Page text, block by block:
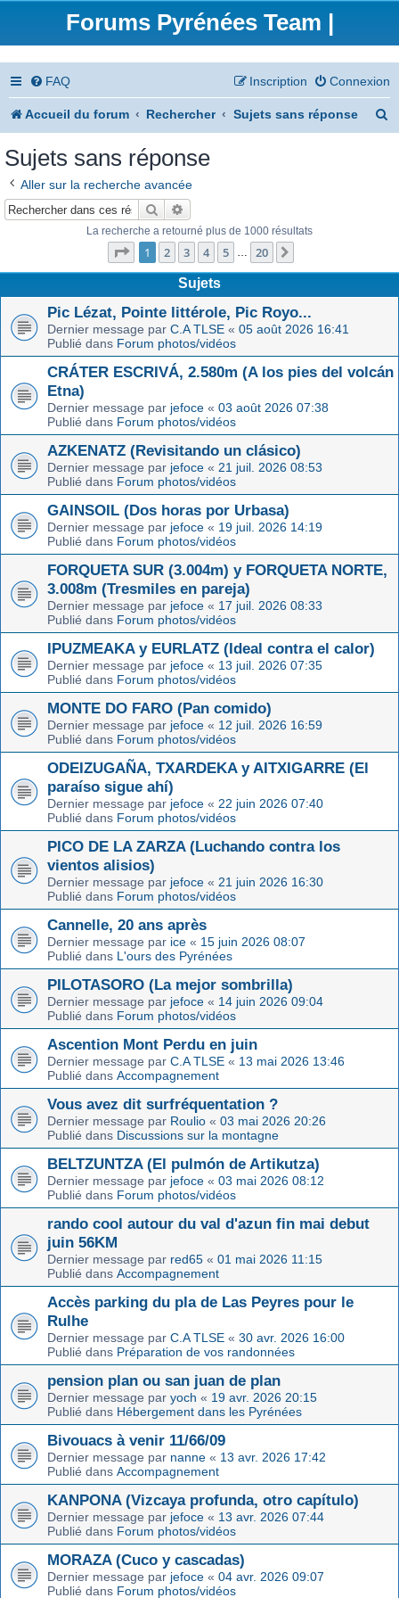
Forums Pyrénées Team |
FAQ Connexion
Inscription
Accueil du forum Rechercher Sujets sans réponse
Sujets sans réponse
Aller sur la recherche avancée
Rechercher
La recherche a retourné plus de 1000 résultats
Page 1sur20
1 2 3 4 5 … 20
Sujets
Pic Lézat, Pointe littérole, Pic Royo...
Dernier message par C.A TLSE « 05 août 2026 16:41
Publié dans Forum photos/vidéos
CRÁTER ESCRIVÁ, 2.580m (A los pies del volcán
Etna)
Dernier message par jefoce « 03 août 2026 07:38
Publié dans Forum photos/vidéos
AZKENATZ (Revisitando un clásico)
Dernier message par jefoce « 21 juil. 2026 08:53
Publié dans Forum photos/vidéos
GAINSOIL (Dos horas por Urbasa)
Dernier message par jefoce « 19 juil. 2026 14:19
Publié dans Forum photos/vidéos
FORQUETA SUR (3.004m) y FORQUETA NORTE,
3.008m (Tresmiles en pareja)
Dernier message par jefoce « 17 juil. 2026 08:33
Publié dans Forum photos/vidéos
IPUZMEAKA y EURLATZ (Ideal contra el calor)
Dernier message par jefoce « 13 juil. 2026 07:35
Publié dans Forum photos/vidéos
MONTE DO FARO (Pan comido)
Dernier message par jefoce « 12 juil. 2026 16:59
Publié dans Forum photos/vidéos
ODEIZUGAÑA, TXARDEKA y AITXIGARRE (El
paraíso sigue ahí)
Dernier message par jefoce « 22 juin 2026 07:40
Publié dans Forum photos/vidéos
PICO DE LA ZARZA (Luchando contra los
vientos alisios)
Dernier message par jefoce « 21 juin 2026 16:30
Publié dans Forum photos/vidéos
Cannelle, 20 ans après
Dernier message par ice « 15 juin 2026 08:07
Publié dans L'ours des Pyrénées
PILOTASORO (La mejor sombrilla)
Dernier message par jefoce « 14 juin 2026 09:04
Publié dans Forum photos/vidéos
Ascention Mont Perdu en juin
Dernier message par C.A TLSE « 13 mai 2026 13:46
Publié dans Accompagnement
Vous avez dit surfréquentation ?
Dernier message par Roulio « 03 mai 2026 20:26
Publié dans Discussions sur la montagne
BELTZUNTZA (El pulmón de Artikutza)
Dernier message par jefoce « 03 mai 2026 08:12
Publié dans Forum photos/vidéos
rando cool autour du val d'azun fin mai debut
juin 56KM
Dernier message par red65 « 01 mai 2026 11:15
Publié dans Accompagnement
Accès parking du pla de Las Peyres pour le
Rulhe
Dernier message par C.A TLSE « 30 avr. 2026 16:00
Publié dans Préparation de vos randonnées
pension plan ou san juan de plan
Dernier message par yoch « 19 avr. 2026 20:15
Publié dans Hébergement dans les Pyrénées
Bivouacs à venir 11/66/09
Dernier message par nanne « 13 avr. 2026 17:42
Publié dans Accompagnement
KANPONA (Vizcaya profunda, otro capítulo)
Dernier message par jefoce « 13 avr. 2026 07:44
Publié dans Forum photos/vidéos
MORAZA (Cuco y cascadas)
Dernier message par jefoce « 04 avr. 2026 09:07
Publié dans Forum photos/vidéos